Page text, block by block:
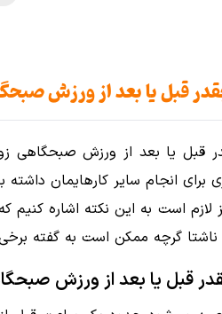
قبل یا بعد از ورزش
قبل یا بعد از ورزش صبحگاهی
برای انجام سایر کارهایمان داشته
است به این نکته اشاره
گرچه ممکن است به گفته
قبل یا بعد از ورزش